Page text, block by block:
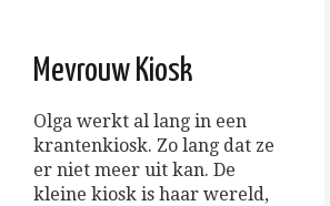
Mevrouw Kiosk
Olga werkt al lang in een
krantenkiosk. Zo lang dat ze
er niet meer uit kan. De
kleine kiosk is haar wereld,